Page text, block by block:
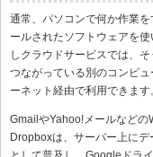
通常、パソコンで何か作業
ールされたソフトウェアを
しクラウドサービスでは、
つながっている別のコンピ
ーネット経由で利用できます
GmailやYahoo!メールなどの
Dropboxは、サーバー上に